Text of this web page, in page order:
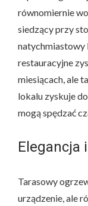
równomiernie
siedzący przy
natychmiastowy
restauracyjne
miesiącach, ale
lokalu zyskuje
mogą spędzać
Elegancja
Tarasowy
urządzenie, ale